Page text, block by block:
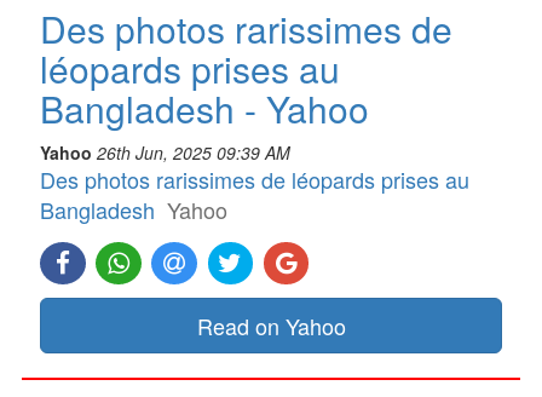
Des photos rarissimes de
léopards prises au
Bangladesh - Yahoo
Yahoo 26th Jun, 2025 09:39 AM
Des photos rarissimes de léopards prises au
Bangladesh Yahoo
Read on Yahoo